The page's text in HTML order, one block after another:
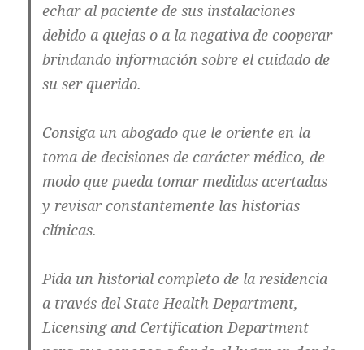
echar al paciente de sus instalaciones
debido a quejas o a la negativa de cooperar
brindando información sobre el cuidado de
su ser querido.
Consiga un abogado que le oriente en la
toma de decisiones de carácter médico, de
modo que pueda tomar medidas acertadas
y revisar constantemente las historias
clínicas.
Pida un historial completo de la residencia
a través del State Health Department,
Licensing and Certification Department